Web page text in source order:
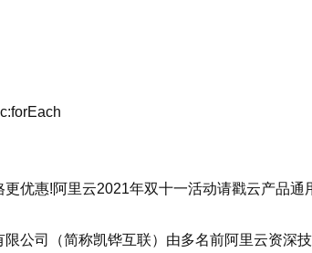
优惠!阿里云2021年双十一活动请戳云产品通
限公司（简称凯铧互联）由多名前阿里云资深